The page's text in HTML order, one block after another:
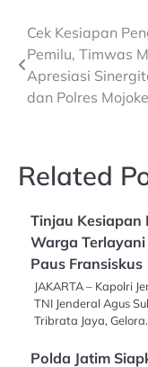
Post
navigation
Cek Kesiapan
Pemilu, Timwas
Apresiasi
dan Polres
Related
Tinjau Kesiapan
Warga
Paus Fransiskus
JAKARTA – Kapolri
TNI Jenderal Agus
Tribrata Jaya,
Polda Jatim